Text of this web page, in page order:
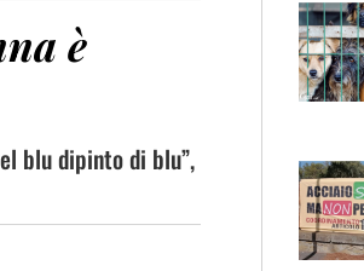
è
blu dipinto di blu”,